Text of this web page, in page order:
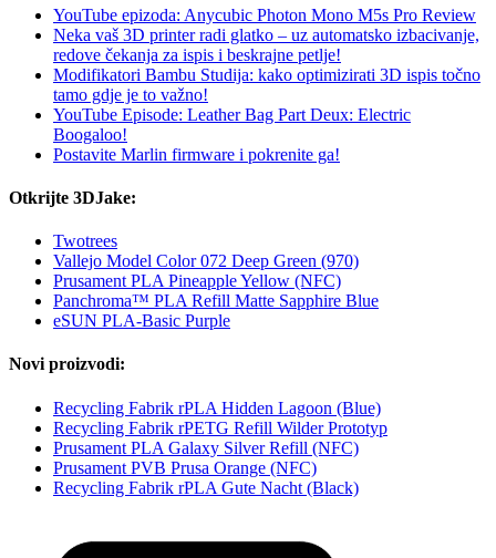
YouTube epizoda: Anycubic Photon Mono M5s Pro Review
Neka vaš 3D printer radi glatko – uz automatsko izbacivanje,
redove čekanja za ispis i beskrajne petlje!
Modifikatori Bambu Studija: kako optimizirati 3D ispis točno
tamo gdje je to važno!
YouTube Episode: Leather Bag Part Deux: Electric
Boogaloo!
Postavite Marlin firmware i pokrenite ga!
Otkrijte 3DJake:
Twotrees
Vallejo Model Color 072 Deep Green (970)
Prusament PLA Pineapple Yellow (NFC)
Panchroma™ PLA Refill Matte Sapphire Blue
eSUN PLA-Basic Purple
Novi proizvodi:
Recycling Fabrik rPLA Hidden Lagoon (Blue)
Recycling Fabrik rPETG Refill Wilder Prototyp
Prusament PLA Galaxy Silver Refill (NFC)
Prusament PVB Prusa Orange (NFC)
Recycling Fabrik rPLA Gute Nacht (Black)